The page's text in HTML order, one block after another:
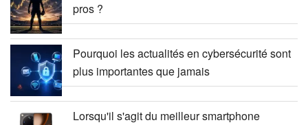
pros ?
Pourquoi les actualités en cybersécurité sont
plus importantes que jamais
Lorsqu'il s'agit du meilleur smartphone